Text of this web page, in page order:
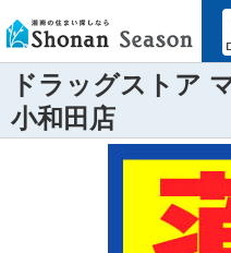
ドラッグストア
小和田店